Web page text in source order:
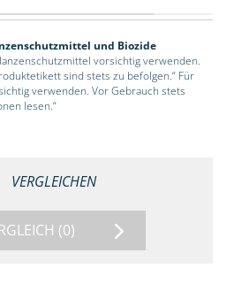
und Biozide
vorsichtig verwenden.
sind stets zu befolgen.“ Für
verwenden. Vor Gebrauch stets
lesen.“
VERGLEICHEN
(0)